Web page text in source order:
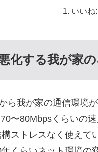
いいね:
化する我が家
ら我が家の通信環境
〜80Mbpsくらいの
ストレスなく使えて